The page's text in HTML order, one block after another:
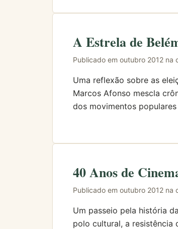
A Estrela de
Publicado em outubro 2012 na
Uma reflexão sobre as
Marcos Afonso mescla
dos movimentos
40 Anos de
Publicado em outubro 2012 na
Um passeio pela história
polo cultural, a resistência